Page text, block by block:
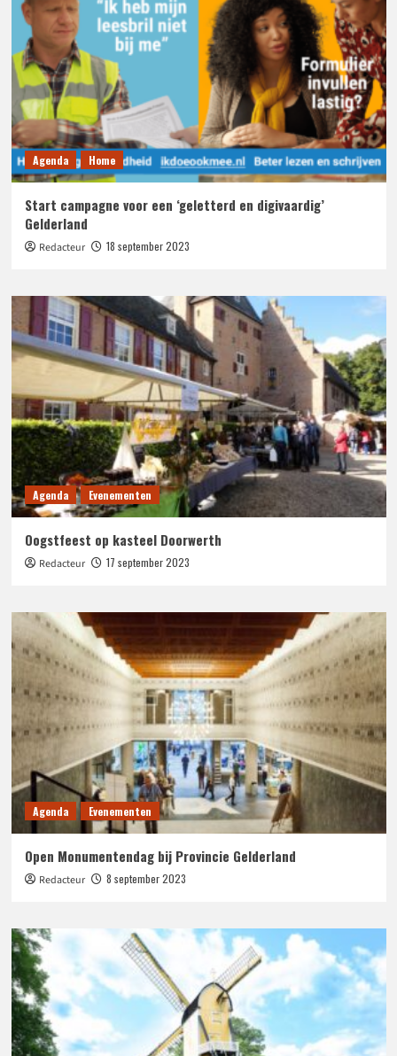
Agenda Home
Start campagne voor een ‘geletterd en digivaardig’
Gelderland
Redacteur 18 september 2023
Agenda Evenementen
Oogstfeest op kasteel Doorwerth
Redacteur 17 september 2023
Agenda Evenementen
Open Monumentendag bij Provincie Gelderland
Redacteur 8 september 2023